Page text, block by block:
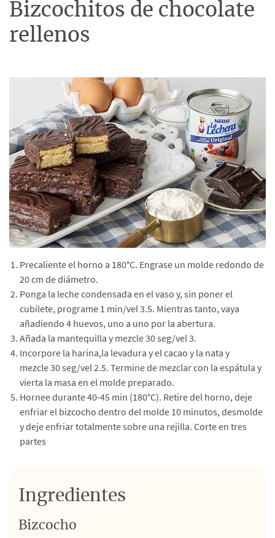
Bizcochitos de chocolate
rellenos
Precaliente el horno a 180°C. Engrase un molde redondo de
20 cm de diámetro.
Ponga la leche condensada en el vaso y, sin poner el
cubilete, programe 1 min/vel 3.5. Mientras tanto, vaya
añadiendo 4 huevos, uno a uno por la abertura.
Añada la mantequilla y mezcle 30 seg/vel 3.
Incorpore la harina,la levadura y el cacao y la nata y
mezcle 30 seg/vel 2.5. Termine de mezclar con la espátula y
vierta la masa en el molde preparado.
Hornee durante 40-45 min (180°C). Retire del horno, deje
enfriar el bizcocho dentro del molde 10 minutos, desmolde
y deje enfriar totalmente sobre una rejilla. Corte en tres
partes
Ingredientes
Bizcocho